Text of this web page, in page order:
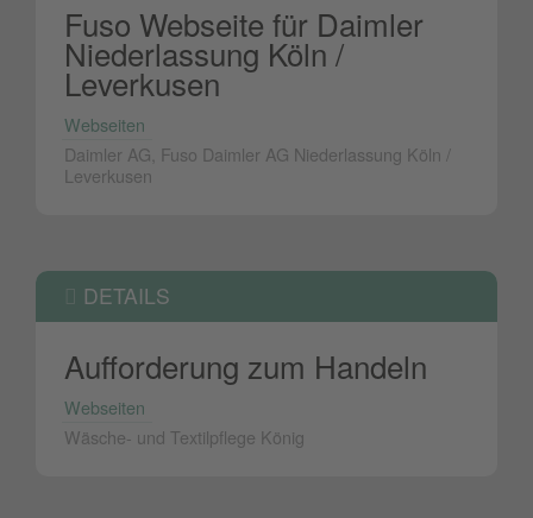
Fuso Webseite für Daimler
Niederlassung Köln /
Leverkusen
Webseiten
Daimler AG, Fuso Daimler AG Niederlassung Köln /
Leverkusen
DETAILS
Aufforderung zum Handeln
Webseiten
Wäsche- und Textilpflege König